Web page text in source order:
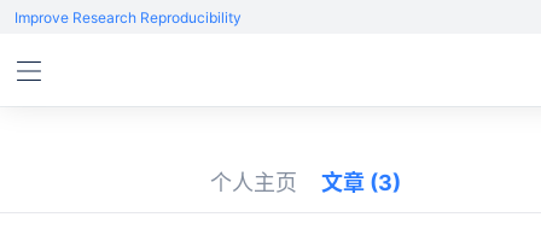
Improve Research Reproducibility
个人主页 文章 (3)